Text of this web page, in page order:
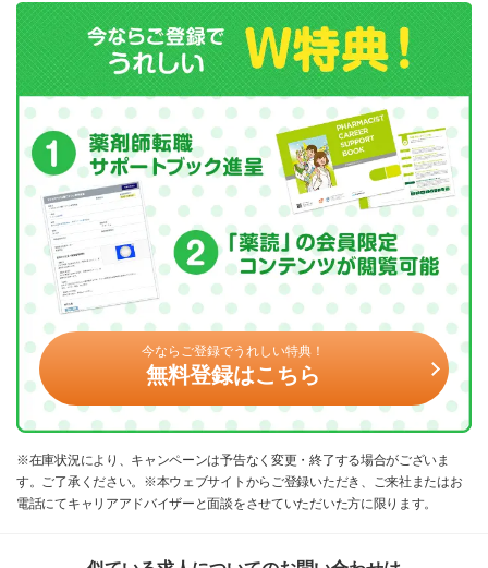
今ならご登録でうれしい特典！
無料登録はこちら
※在庫状況により、キャンペーンは予告なく変更・終了する場合がございま
す。ご了承ください。※本ウェブサイトからご登録いただき、ご来社またはお
電話にてキャリアアドバイザーと面談をさせていただいた方に限ります。